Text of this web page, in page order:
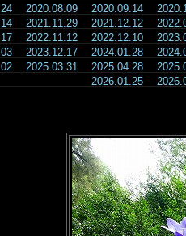
2020.08.09 2020.09.14
2021.11.29 2021.12.12
2022.11.12 2022.12.10
2023.12.17 2024.01.28
2025.03.31 2025.04.28
2026.01.25